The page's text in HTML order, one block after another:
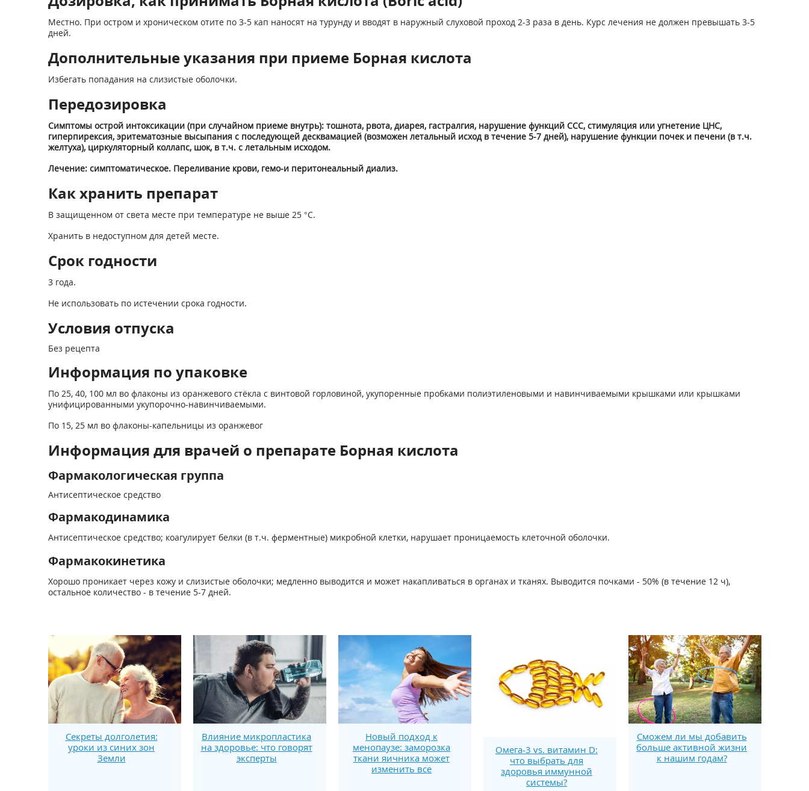
Местно. При остром и хроническом отите по 3-5 кап наносят на турунду и вводят в наружный слуховой проход 2-3 раза в день. Курс лечения не должен превышать 3-5
дней.
Дополнительные указания при приеме Борная кислота
Избегать попадания на слизистые оболочки.
Передозировка
Симптомы острой интоксикации (при случайном приеме внутрь): тошнота, рвота, диарея, гастралгия, нарушение функций ССС, стимуляция или угнетение ЦНС,
гиперпирексия, эритематозные высыпания с последующей десквамацией (возможен летальный исход в течение 5-7 дней), нарушение функции почек и печени (в т.ч.
желтуха), циркуляторный коллапс, шок, в т.ч. с летальным исходом.
Лечение: симптоматическое. Переливание крови, гемо-и перитонеальный диализ.
Как хранить препарат
В защищенном от света месте при температуре не выше 25 °С.
Хранить в недоступном для детей месте.
Срок годности
3 года.
Не использовать по истечении срока годности.
Условия отпуска
Без рецепта
Информация по упаковке
По 25, 40, 100 мл во флаконы из оранжевого стёкла с винтовой горловиной, укупоренные пробками полиэтиленовыми и навинчиваемыми крышками или крышками
унифицированными укупорочно-навинчиваемыми.
По 15, 25 мл во флаконы-капельницы из оранжевог
Информация для врачей о препарате Борная кислота
Фармакологическая группа
Антисептическое средство
Фармакодинамика
Антисептическое средство; коагулирует белки (в т.ч. ферментные) микробной клетки, нарушает проницаемость клеточной оболочки.
Фармакокинетика
Хорошо проникает через кожу и слизистые оболочки; медленно выводится и может накапливаться в органах и тканях. Выводится почками - 50% (в течение 12 ч),
остальное количество - в течение 5-7 дней.
Секреты долголетия:
уроки из синих зон
Земли
Влияние микропластика
на здоровье: что говорят
эксперты
Новый подход к
менопаузе: заморозка
ткани яичника может
изменить все
Омега-3 vs. витамин D:
что выбрать для
здоровья иммунной
системы?
Сможем ли мы добавить
больше активной жизни
к нашим годам?